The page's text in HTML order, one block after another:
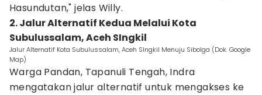
Hasundutan," jelas Willy.
2. Jalur Alternatif Kedua Melalui Kota
Subulussalam, Aceh SIngkil
Jalur Alternatif Kota Subulussalam, Aceh SIngkil Menuju Sibolga (Dok. Google
Map)
Warga Pandan, Tapanuli Tengah, Indra
mengatakan jalur alternatif untuk mengakses ke